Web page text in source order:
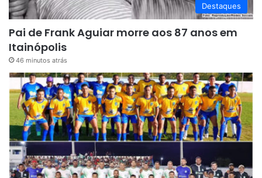
Destaques
Pai de Frank Aguiar morre aos 87 anos em
Itainópolis
46 minutos atrás